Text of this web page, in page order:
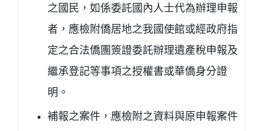
之國民，如係委託國內人士代為辦理申報
者，應檢附僑居地之我國使館或經政府指
定之合法僑團簽證委託辦理遺產稅申報及
繼承登記等事項之授權書或華僑身分證
明。
補報之案件，應檢附之資料與原申報案件